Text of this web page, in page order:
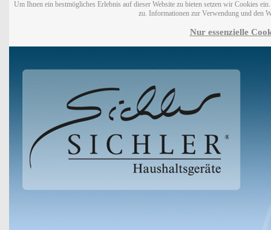
Um Ihnen ein bestmögliches Erlebnis auf dieser Website zu bieten setzen wir Cookies
zu. Informationen zur Verwendung und den
Nur essenzielle